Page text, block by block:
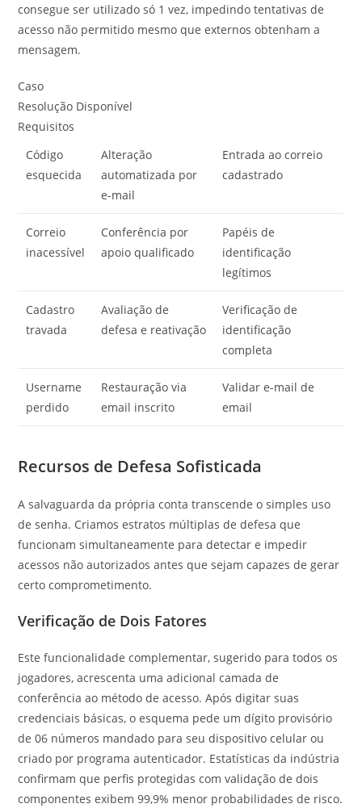
consegue ser utilizado só 1 vez, impedindo tentativas de
acesso não permitido mesmo que externos obtenham a
mensagem.
Caso
Resolução Disponível
Requisitos
Código
esquecida
Alteração
automatizada por
e-mail
Entrada ao correio
cadastrado
Correio
inacessível
Conferência por
apoio qualificado
Papéis de
identificação
legítimos
Cadastro
travada
Avaliação de
defesa e reativação
Verificação de
identificação
completa
Username
perdido
Restauração via
email inscrito
Validar e-mail de
email
Recursos de Defesa Sofisticada
A salvaguarda da própria conta transcende o simples uso
de senha. Criamos estratos múltiplas de defesa que
funcionam simultaneamente para detectar e impedir
acessos não autorizados antes que sejam capazes de gerar
certo comprometimento.
Verificação de Dois Fatores
Este funcionalidade complementar, sugerido para todos os
jogadores, acrescenta uma adicional camada de
conferência ao método de acesso. Após digitar suas
credenciais básicas, o esquema pede um dígito provisório
de 06 números mandado para seu dispositivo celular ou
criado por programa autenticador. Estatísticas da indústria
confirmam que perfis protegidas com validação de dois
componentes exibem 99,9% menor probabilidades de risco.